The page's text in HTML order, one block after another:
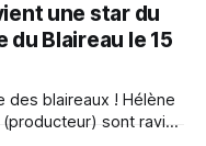
une star du
Blaireau le 15
! Hélène
sont ravis